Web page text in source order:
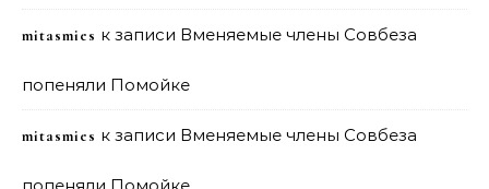
mitasmies к записи Вменяемые члены Совбеза
попеняли Помойке
mitasmies к записи Вменяемые члены Совбеза